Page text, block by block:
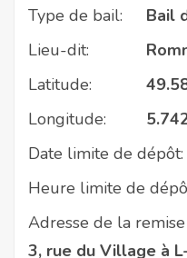
Type de bail:
Bail
Lieu-dit:
Latitude:
Longitude:
Date limite de dépôt:
Heure limite de
Adresse de la
3, rue du Village à